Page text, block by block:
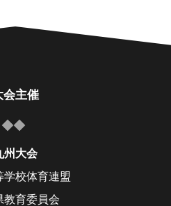
会主催
州大会
学校体育連盟
教育委員会